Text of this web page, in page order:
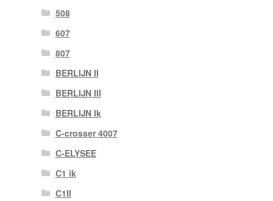
508
607
807
BERLIJN II
BERLIJN III
BERLIJN Ik
C-crosser 4007
C-ELYSEE
C1 ik
C1II